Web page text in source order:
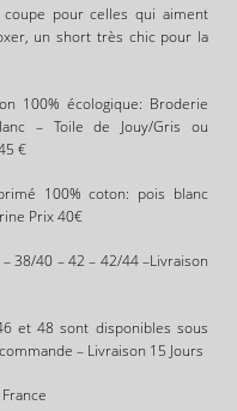
pour celles qui aiment
un short très chic pour la
100% écologique: Broderie
– Toile de Jouy/Gris ou
€
100% coton: pois blanc
Prix 40€
38/40 – 42 – 42/44 –Livraison
et 48 sont disponibles sous
– Livraison 15 Jours